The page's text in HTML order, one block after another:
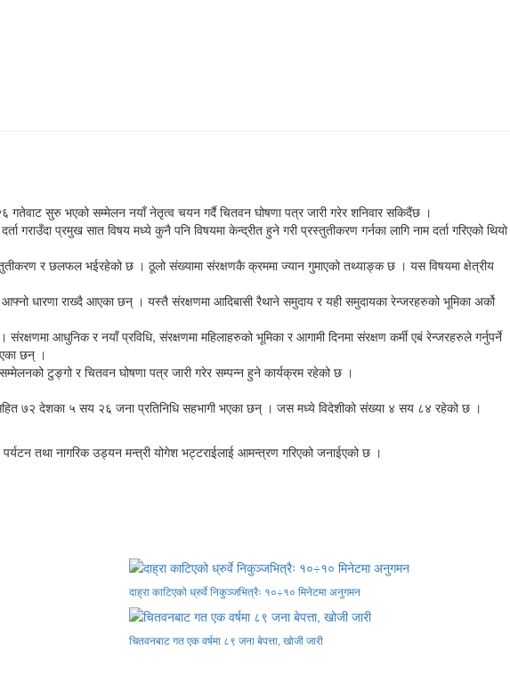
गतेवाट सुरु भएको सम्मेलन नयाँ नेतृत्व चयन गर्दै चितवन घोषणा पत्र जारी गरेर शनिवार सकिदैंछ ।
प्रमुख सात विषय मध्ये कुनै पनि विषयमा केन्द्रीत हुने गरी प्रस्तुतीकरण गर्नका लागि नाम दर्ता गरिएको थियो
र छलफल भईरहेको छ । ठूलो संख्यामा संरक्षणकै क्रममा ज्यान गुमाएको तथ्याङ्क छ । यस विषयमा क्षेत्रीय
धारणा राख्दै आएका छन् । यस्तै संरक्षणमा आदिबासी रैथाने समुदाय र यही समुदायका रेन्जरहरुको भूमिका अर्को
आधुनिक र नयाँ प्रविधि, संरक्षणमा महिलाहरुको भूमिका र आगामी दिनमा संरक्षण कर्मी एबं रेन्जरहरुले गर्नुपर्ने
छन् ।
टुङ्गो र चितवन घोषणा पत्र जारी गरेर सम्पन्न हुने कार्यक्रम रहेको छ ।
७२ देशका ५ सय २६ जना प्रतिनिधि सहभागी भएका छन् । जस मध्ये विदेशीको संख्या ४ सय ८४ रहेको छ ।
तथा नागरिक उड्यन मन्त्री योगेश भट्टराईलाई आमन्त्रण गरिएको जनाईएको छ ।
दाह्रा काटिएको ध्रुर्वे निकुञ्जभित्रैः १०÷१० मिनेटमा अनुगमन
चितवनबाट गत एक वर्षमा ८९ जना बेपत्ता, खोजी जारी